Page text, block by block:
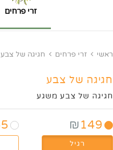
זרי פרחים
ראשי זרי פרחים חגיגה של צבע
חגיגה של צבע
חגיגה של צבע משגע
₪ 149
רגיל